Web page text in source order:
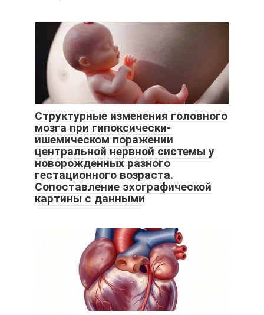
Структурные изменения головного
мозга при гипоксически-
ишемическом поражении
центральной нервной системы у
новорожденных разного
гестационного возраста.
Сопоставление эхографической
картины с данными